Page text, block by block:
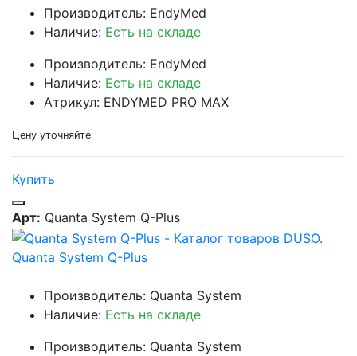
Производитель: EndyMed
Наличие: Есть на складе
Производитель: EndyMed
Наличие: Есть на складе
Атрикул: ENDYMED PRO MAX
Цену уточняйте
Купить
Арт: Quanta System Q-Plus
Quanta System Q-Plus
Производитель: Quanta System
Наличие: Есть на складе
Производитель: Quanta System